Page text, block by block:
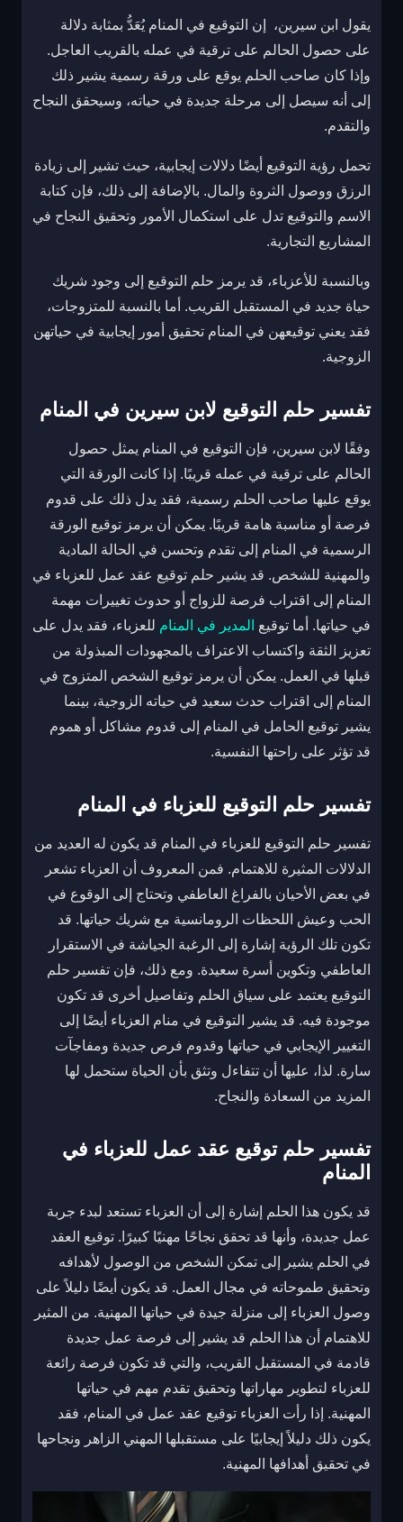
يقول ابن سيرين، إن التوقيع في المنام يُعَدُّ بمثابة دلالة
على حصول الحالم على ترقية في عمله بالقريب العاجل.
وإذا كان صاحب الحلم يوقع على ورقة رسمية يشير ذلك
إلى أنه سيصل إلى مرحلة جديدة في حياته، وسيحقق النجاح
والتقدم.
تحمل رؤية التوقيع أيضًا دلالات إيجابية، حيث تشير إلى زيادة
الرزق ووصول الثروة والمال. بالإضافة إلى ذلك، فإن كتابة
الاسم والتوقيع تدل على استكمال الأمور وتحقيق النجاح في
المشاريع التجارية.
وبالنسبة للأعزباء، قد يرمز حلم التوقيع إلى وجود شريك
حياة جديد في المستقبل القريب. أما بالنسبة للمتزوجات،
فقد يعني توقيعهن في المنام تحقيق أمور إيجابية في حياتهن
الزوجية.
تفسير حلم التوقيع لابن سيرين في المنام
وفقًا لابن سيرين، فإن التوقيع في المنام يمثل حصول
الحالم على ترقية في عمله قريبًا. إذا كانت الورقة التي
يوقع عليها صاحب الحلم رسمية، فقد يدل ذلك على قدوم
فرصة أو مناسبة هامة قريبًا. يمكن أن يرمز توقيع الورقة
الرسمية في المنام إلى تقدم وتحسن في الحالة المادية
والمهنية للشخص. قد يشير حلم توقيع عقد عمل للعزباء في
المنام إلى اقتراب فرصة للزواج أو حدوث تغييرات مهمة
في حياتها. أما توقيع المدير في المنام للعزباء، فقد يدل على
تعزيز الثقة واكتساب الاعتراف بالمجهودات المبذولة من
قبلها في العمل. يمكن أن يرمز توقيع الشخص المتزوج في
المنام إلى اقتراب حدث سعيد في حياته الزوجية، بينما
يشير توقيع الحامل في المنام إلى قدوم مشاكل أو هموم
قد تؤثر على راحتها النفسية.
تفسير حلم التوقيع للعزباء في المنام
تفسير حلم التوقيع للعزباء في المنام قد يكون له العديد من
الدلالات المثيرة للاهتمام. فمن المعروف أن العزباء تشعر
في بعض الأحيان بالفراغ العاطفي وتحتاج إلى الوقوع في
الحب وعيش اللحظات الرومانسية مع شريك حياتها. قد
تكون تلك الرؤية إشارة إلى الرغبة الجياشة في الاستقرار
العاطفي وتكوين أسرة سعيدة. ومع ذلك، فإن تفسير حلم
التوقيع يعتمد على سياق الحلم وتفاصيل أخرى قد تكون
موجودة فيه. قد يشير التوقيع في منام العزباء أيضًا إلى
التغيير الإيجابي في حياتها وقدوم فرص جديدة ومفاجآت
سارة. لذا، عليها أن تتفاءل وتثق بأن الحياة ستحمل لها
المزيد من السعادة والنجاح.
تفسير حلم توقيع عقد عمل للعزباء في
المنام
قد يكون هذا الحلم إشارة إلى أن العزباء تستعد لبدء جربة
عمل جديدة، وأنها قد تحقق نجاحًا مهنيًا كبيرًا. توقيع العقد
في الحلم يشير إلى تمكن الشخص من الوصول لأهدافه
وتحقيق طموحاته في مجال العمل. قد يكون أيضًا دليلاً على
وصول العزباء إلى منزلة جيدة في حياتها المهنية. من المثير
للاهتمام أن هذا الحلم قد يشير إلى فرصة عمل جديدة
قادمة في المستقبل القريب، والتي قد تكون فرصة رائعة
للعزباء لتطوير مهاراتها وتحقيق تقدم مهم في حياتها
المهنية. إذا رأت العزباء توقيع عقد عمل في المنام، فقد
يكون ذلك دليلاً إيجابيًا على مستقبلها المهني الزاهر ونجاحها
في تحقيق أهدافها المهنية.